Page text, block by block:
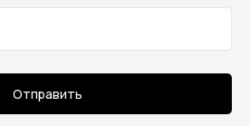
Отправить